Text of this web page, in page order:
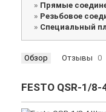
» Прямые
» Резьбовое
» Специальный
Обзор Отзывы 0
FESTO QSR-1/